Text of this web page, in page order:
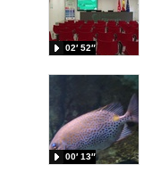
02′ 52″
00′ 13″